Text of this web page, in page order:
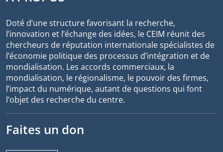
Doté d’une structure favorisant la recherche,
l’innovation et l’échange des idées, le CEIM réunit des
chercheurs de réputation internationale spécialistes de
l’économie politique des processus d’intégration et de
mondialisation. Les accords commerciaux, la
mondialisation, le régionalisme, le pouvoir des firmes,
l’impact du numérique, autant de questions qui font
l’objet des recherche du centre.
Faites un don